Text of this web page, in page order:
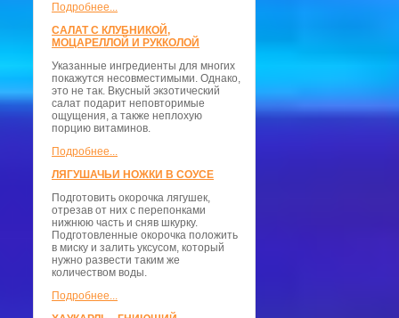
Подробнее...
САЛАТ С КЛУБНИКОЙ,
МОЦАРЕЛЛОЙ И РУККОЛОЙ
Указанные ингредиенты для многих
покажутся несовместимыми. Однако,
это не так. Вкусный экзотический
салат подарит неповторимые
ощущения, а также неплохую
порцию витаминов.
Подробнее...
ЛЯГУШАЧЬИ НОЖКИ В СОУСЕ
Подготовить окорочка лягушек,
отрезав от них с перепонками
нижнюю часть и сняв шкурку.
Подготовленные окорочка положить
в миску и залить уксусом, который
нужно развести таким же
количеством воды.
Подробнее...